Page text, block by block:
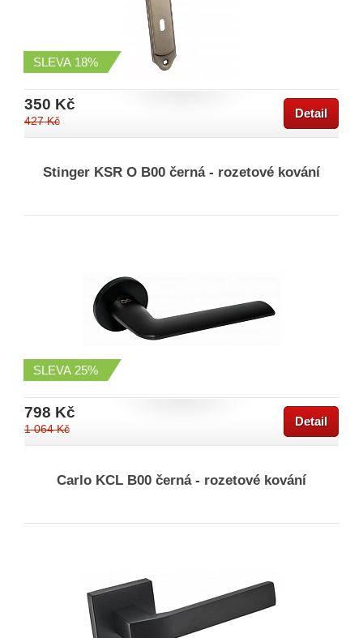
SLEVA 18%
350 Kč
427 Kč
Detail
Stinger KSR O B00 černá - rozetové kování
SLEVA 25%
798 Kč
1 064 Kč
Detail
Carlo KCL B00 černá - rozetové kování